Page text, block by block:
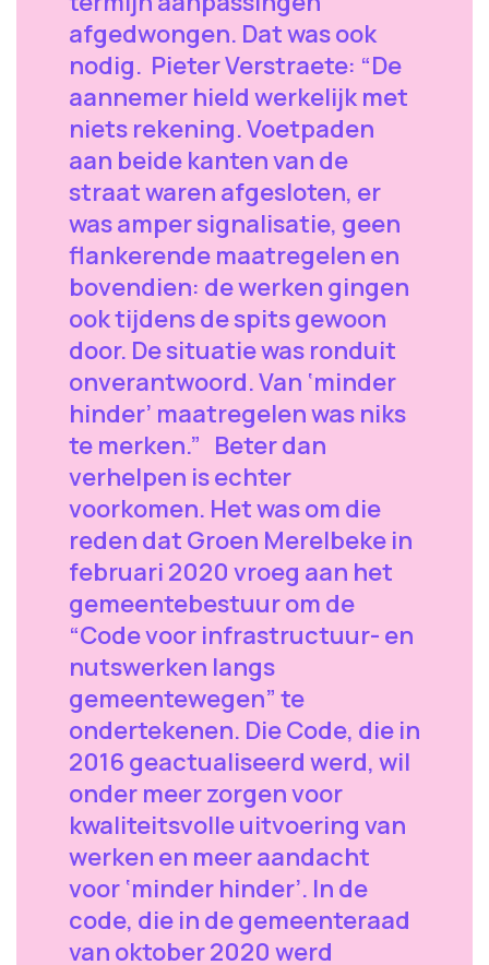
afgedwongen. Dat was ook
nodig. Pieter Verstraete: “De
aannemer hield werkelijk met
niets rekening. Voetpaden
aan beide kanten van de
straat waren afgesloten, er
was amper signalisatie, geen
flankerende maatregelen en
bovendien: de werken gingen
ook tijdens de spits gewoon
door. De situatie was ronduit
onverantwoord. Van ‘minder
hinder’ maatregelen was niks
te merken.” Beter dan
verhelpen is echter
voorkomen. Het was om die
reden dat Groen Merelbeke in
februari 2020 vroeg aan het
gemeentebestuur om de
“Code voor infrastructuur- en
nutswerken langs
gemeentewegen” te
ondertekenen. Die Code, die in
2016 geactualiseerd werd, wil
onder meer zorgen voor
kwaliteitsvolle uitvoering van
werken en meer aandacht
voor ‘minder hinder’. In de
code, die in de gemeenteraad
van oktober 2020 werd